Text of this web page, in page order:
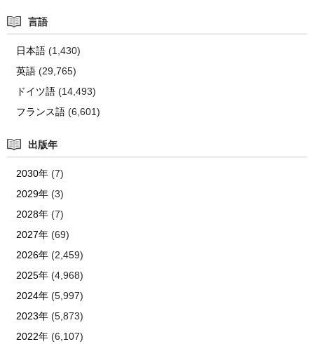
言語
日本語(1,430)
英語(29,765)
ドイツ語(14,493)
フランス語(6,601)
出版年
2030年(7)
2029年(3)
2028年(7)
2027年(69)
2026年(2,459)
2025年(4,968)
2024年(5,997)
2023年(5,873)
2022年(6,107)